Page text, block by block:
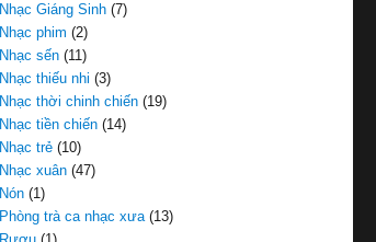
Nhạc Giáng Sinh (7)
Nhạc phim (2)
Nhạc sến (11)
Nhạc thiếu nhi (3)
Nhạc thời chinh chiến (19)
Nhạc tiền chiến (14)
Nhạc trẻ (10)
Nhạc xuân (47)
Nón (1)
Phòng trà ca nhạc xưa(13)